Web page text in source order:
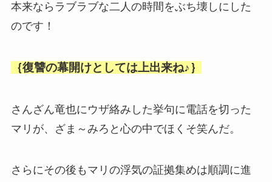
本来ならラブラブな二人の時間をぶち壊しにした
のです！
｛復讐の幕開けとしては上出来ね♪｝
さんざん竜也にウザ絡みした挙句に電話を切った
マリが、ざま～みろと心の中でほくそ笑んだ。
さらにその後もマリの浮気の証拠集めは順調に進